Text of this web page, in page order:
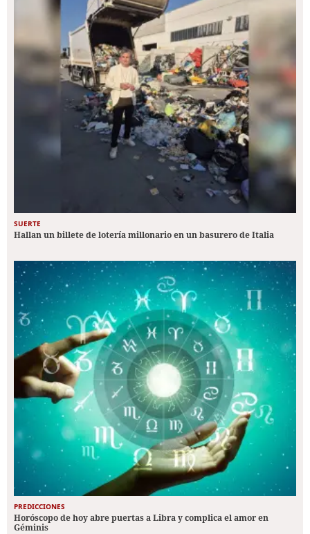
SUERTE
Hallan un billete de lotería millonario en un basurero de Italia
PREDICCIONES
Horóscopo de hoy abre puertas a Libra y complica el amor en
Géminis